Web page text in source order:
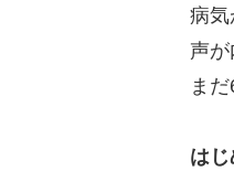
病気
声が
ま
は